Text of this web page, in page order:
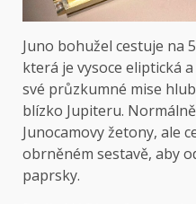
Juno bohužel cestuje na
která je vysoce eliptická
své průzkumné mise
blízko Jupiteru.
Junocamovy žetony, ale
obrněném sestavě, aby
paprsky.